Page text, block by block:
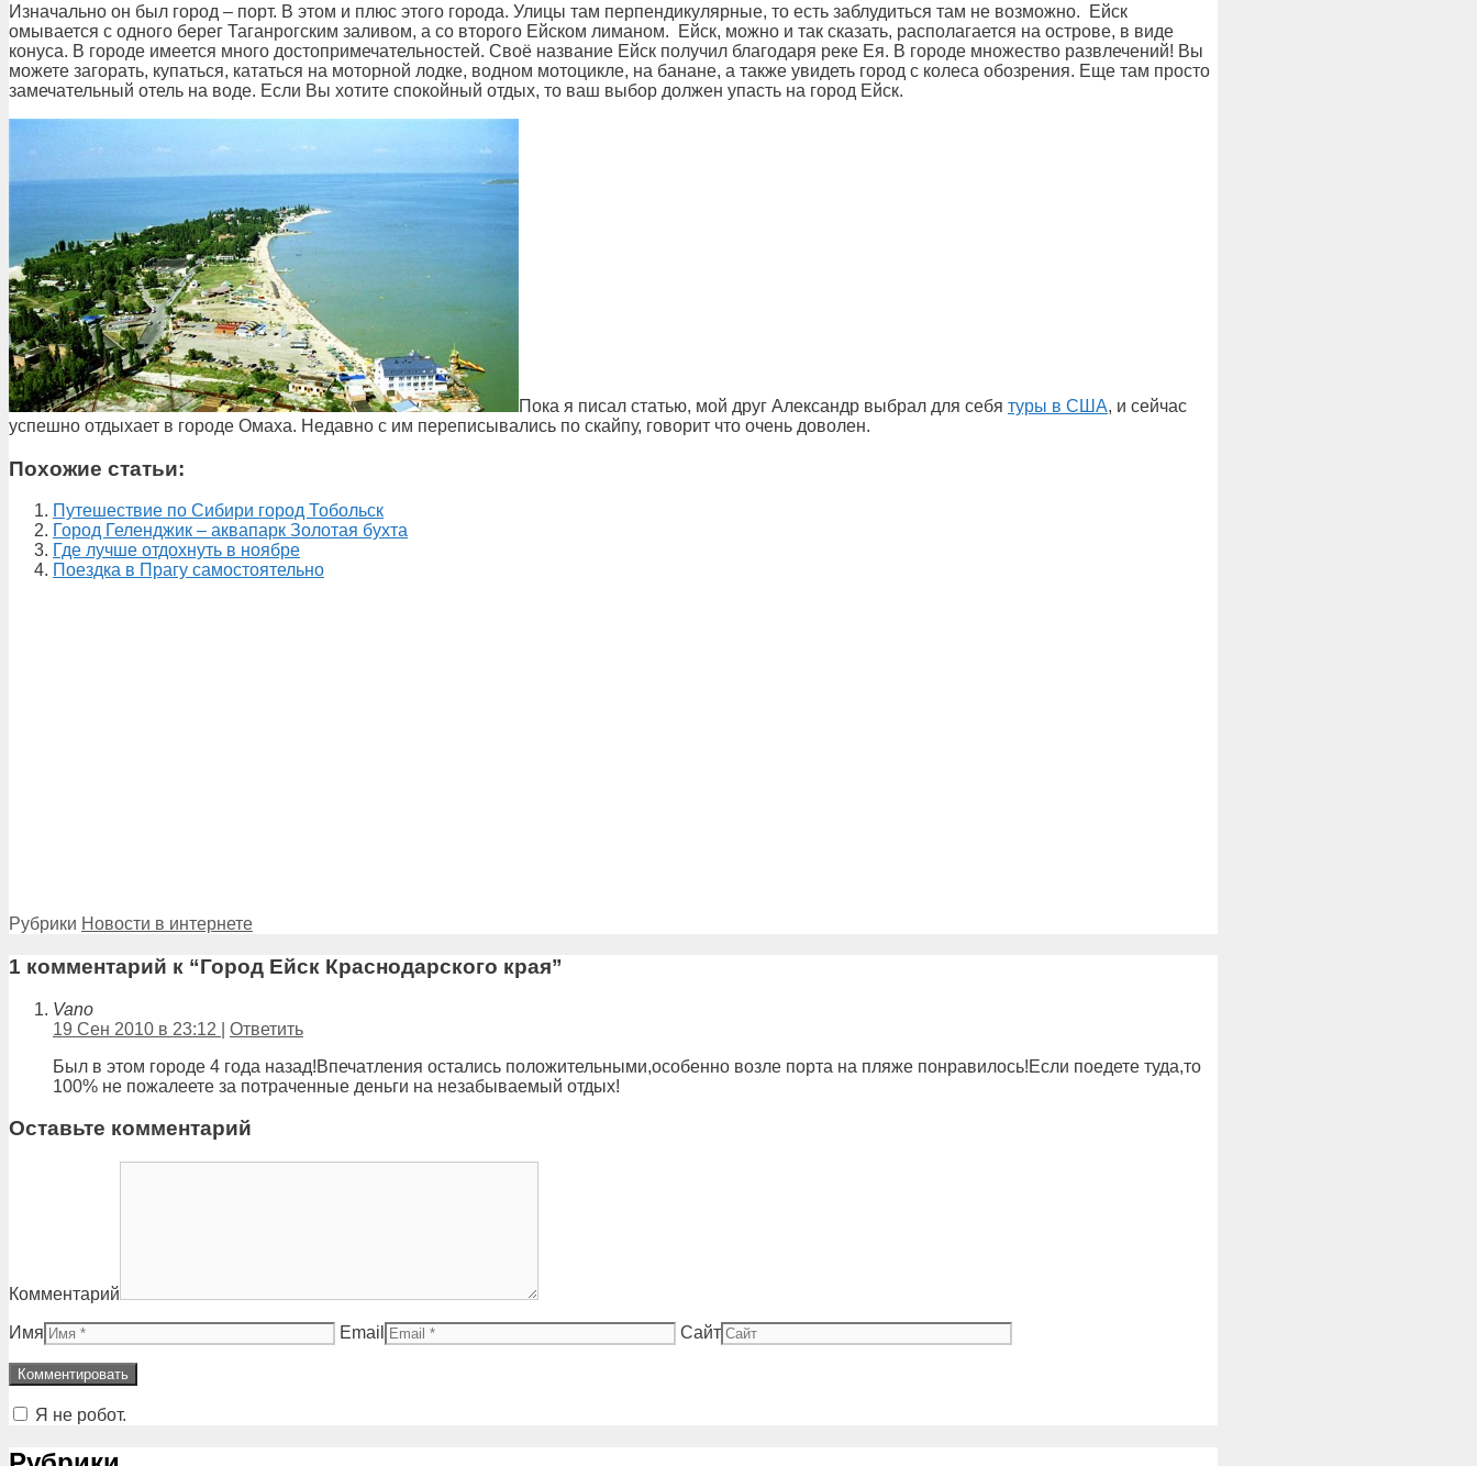
Изначально он был город – порт. В этом и плюс этого города. Улицы там перпендикулярные, то есть заблудиться там не возможно. Ейск
омывается с одного берег Таганрогским заливом, а со второго Ейском лиманом. Ейск, можно и так сказать, располагается на острове, в виде
конуса. В городе имеется много достопримечательностей. Своё название Ейск получил благодаря реке Ея. В городе множество развлечений! Вы
можете загорать, купаться, кататься на моторной лодке, водном мотоцикле, на банане, а также увидеть город с колеса обозрения. Еще там просто
замечательный отель на воде. Если Вы хотите спокойный отдых, то ваш выбор должен упасть на город Ейск.
Пока я писал статью, мой друг Александр выбрал для себя туры в США, и сейчас
успешно отдыхает в городе Омаха. Недавно с им переписывались по скайпу, говорит что очень доволен.
Похожие статьи:
Путешествие по Сибири город Тобольск
Город Геленджик – аквапарк Золотая бухта
Где лучше отдохнуть в ноябре
Поездка в Прагу самостоятельно
Рубрики Новости в интернете
1 комментарий к “Город Ейск Краснодарского края”
Vano
19 Сен 2010 в 23:12
Ответить
Был в этом городе 4 года назад!Впечатления остались положительными,особенно возле порта на пляже понравилось!Если поедете туда,то
100% не пожалеете за потраченные деньги на незабываемый отдых!
Оставьте комментарий
Комментарий
Имя Email Сайт
Я не робот.